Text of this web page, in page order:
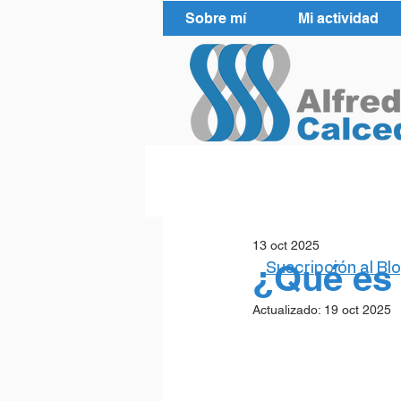
Sobre mí Mi actividad
¿Qué
13 oct 2025
Actualizado: 19 oct 2025
Suscripción al